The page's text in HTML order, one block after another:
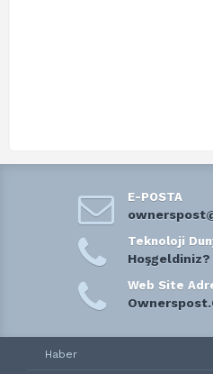
E-POSTA
Teknoloji
Hoşgeldiniz?
Web Site
Haber